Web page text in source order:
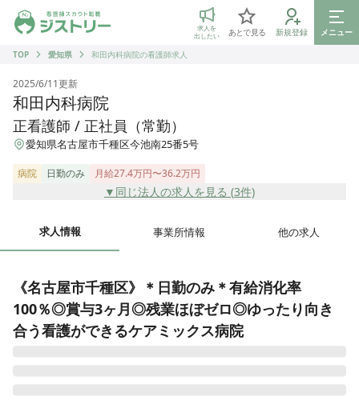
ジストリー 看護師の転職マッチング
求人を
出したい
あとで見る 新規登録
メニュー
TOP
愛知県 和田内科病院の看護師求人
2025/6/11更新
和田内科病院
正看護師 / 正社員（常勤）
愛知県名古屋市千種区今池南25番5号
病院 日勤のみ 月給27.4万円〜36.2万円
▼同じ法人の求人を見る (3件)
求人情報 事業所情報 他の求人
《名古屋市千種区》＊日勤のみ＊有給消化率
100％◎賞与3ヶ月◎残業ほぼゼロ◎ゆったり向き
合う看護ができるケアミックス病院